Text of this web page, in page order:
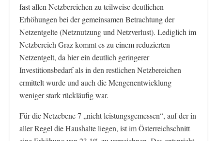
fast allen Netzbereichen zu teilweise deutlichen
Erhöhungen bei der gemeinsamen Betrachtung der
Netzentgelte (Netznutzung und Netzverlust). Lediglich im
Netzbereich Graz kommt es zu einem reduzierten
Netzentgelt, da hier ein deutlich geringerer
Investitionsbedarf als in den restlichen Netzbereichen
ermittelt wurde und auch die Mengenentwicklung
weniger stark rückläufig war.
Für die Netzebene 7 „nicht leistungsgemessen“, auf der in
aller Regel die Haushalte liegen, ist im Österreichschnitt